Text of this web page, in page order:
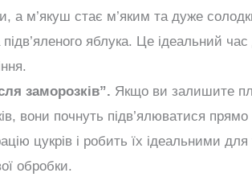
а м’якуш стає м’яким та дуже
підв’яленого яблука. Це ідеальний
заморозків”. Якщо ви залишите
вони почнуть підв’ялюватися
цукрів і робить їх ідеальними
обробки.